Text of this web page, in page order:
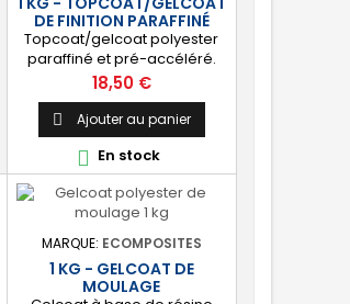
DE FINITION PARAFFINÉ
Topcoat/gelcoat polyester
paraffiné et pré-accéléré.
Ce produit est idéal pour la
finition, la protection et
l’étanchéité de tout
revêtement en polyester sur
votre bateau, pièce
technique, camping-car,
etc. 🔝 [Finition de qualité]
Fournit une couche
extérieure lisse, brillante et
uniforme qui protège
durablement la surface
visible de votre stratification...
Prix
18,50 €
 Ajouter au panier
 En stock
MARQUE: ECOMPOSITES
1 KG - GELCOAT DE
MOULAGE